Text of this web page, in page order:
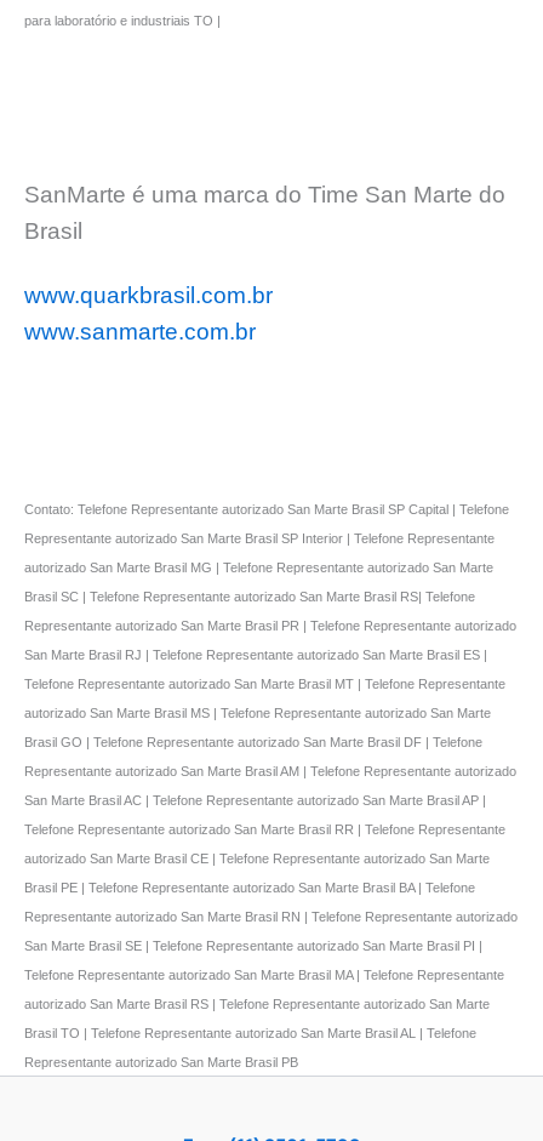
para laboratório e industriais TO |
SanMarte é uma marca do Time San Marte do
Brasil
www.quarkbrasil.com.br
www.sanmarte.com.br
Contato: Telefone Representante autorizado San Marte Brasil SP Capital | Telefone
Representante autorizado San Marte Brasil SP Interior | Telefone Representante
autorizado San Marte Brasil MG | Telefone Representante autorizado San Marte
Brasil SC | Telefone Representante autorizado San Marte Brasil RS| Telefone
Representante autorizado San Marte Brasil PR | Telefone Representante autorizado
San Marte Brasil RJ | Telefone Representante autorizado San Marte Brasil ES |
Telefone Representante autorizado San Marte Brasil MT | Telefone Representante
autorizado San Marte Brasil MS | Telefone Representante autorizado San Marte
Brasil GO | Telefone Representante autorizado San Marte Brasil DF | Telefone
Representante autorizado San Marte Brasil AM | Telefone Representante autorizado
San Marte Brasil AC | Telefone Representante autorizado San Marte Brasil AP |
Telefone Representante autorizado San Marte Brasil RR | Telefone Representante
autorizado San Marte Brasil CE | Telefone Representante autorizado San Marte
Brasil PE | Telefone Representante autorizado San Marte Brasil BA | Telefone
Representante autorizado San Marte Brasil RN | Telefone Representante autorizado
San Marte Brasil SE | Telefone Representante autorizado San Marte Brasil PI |
Telefone Representante autorizado San Marte Brasil MA | Telefone Representante
autorizado San Marte Brasil RS | Telefone Representante autorizado San Marte
Brasil TO | Telefone Representante autorizado San Marte Brasil AL | Telefone
Representante autorizado San Marte Brasil PB